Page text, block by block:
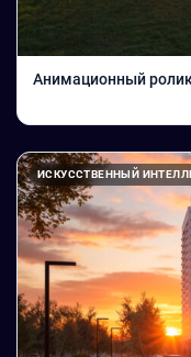
Анимационный
ИСКУССТВЕННЫЙ